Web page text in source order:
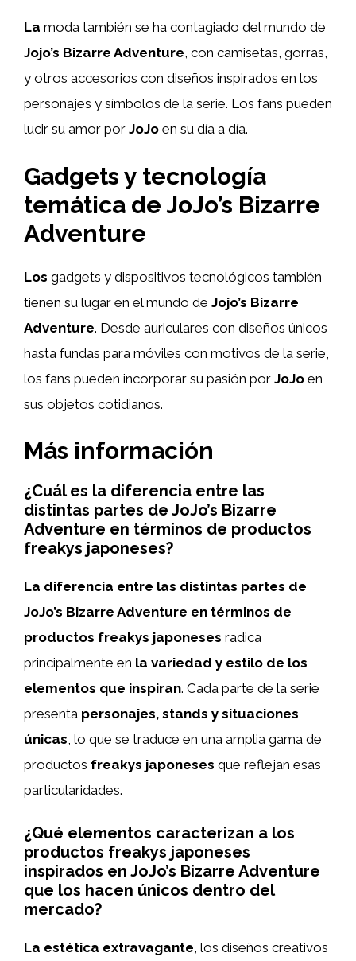
La moda también se ha contagiado del mundo de
Jojo’s Bizarre Adventure, con camisetas, gorras,
y otros accesorios con diseños inspirados en los
personajes y símbolos de la serie. Los fans pueden
lucir su amor por JoJo en su día a día.
Gadgets y tecnología
temática de JoJo’s Bizarre
Adventure
Los gadgets y dispositivos tecnológicos también
tienen su lugar en el mundo de Jojo’s Bizarre
Adventure. Desde auriculares con diseños únicos
hasta fundas para móviles con motivos de la serie,
los fans pueden incorporar su pasión por JoJo en
sus objetos cotidianos.
Más información
¿Cuál es la diferencia entre las
distintas partes de JoJo’s Bizarre
Adventure en términos de productos
freakys japoneses?
La diferencia entre las distintas partes de
JoJo’s Bizarre Adventure en términos de
productos freakys japoneses radica
principalmente en la variedad y estilo de los
elementos que inspiran. Cada parte de la serie
presenta personajes, stands y situaciones
únicas, lo que se traduce en una amplia gama de
productos freakys japoneses que reflejan esas
particularidades.
¿Qué elementos caracterizan a los
productos freakys japoneses
inspirados en JoJo’s Bizarre Adventure
que los hacen únicos dentro del
mercado?
La estética extravagante , los diseños creativos